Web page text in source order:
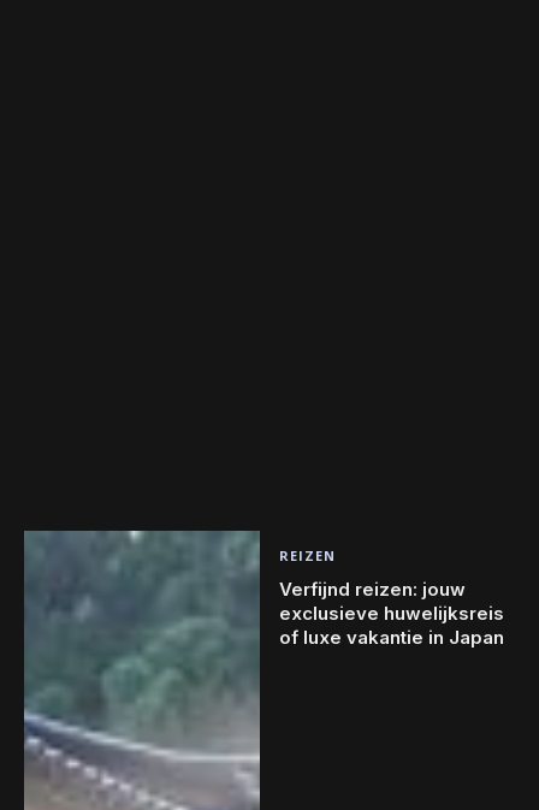
REIZEN
Verfijnd reizen: jouw
exclusieve huwelijksreis
of luxe vakantie in Japan